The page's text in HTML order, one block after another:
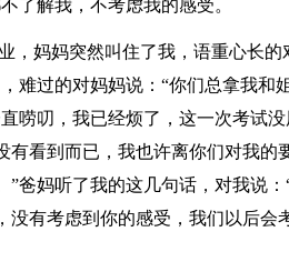
了解我，不考虑我的感受。
妈妈突然叫住了我，语重心长的
难过的对妈妈说：“你们总拿我和
唠叨，我已经烦了，这一次考试
看到而已，我也许离你们对我的
爸妈听了我的这几句话，对我说
有考虑到你的感受，我们以后会